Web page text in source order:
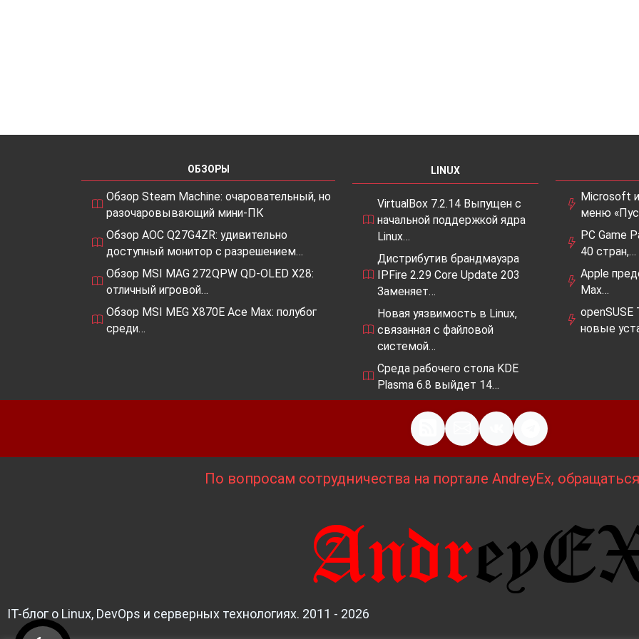
LPCAMMпредставляет собой инновационную технологию хранения данных, которая
обещает революционизировать сферу информационных технологий. Ее преимущества
включают низкое энергопотребление, высокую плотность хранения, долгий срок службы и
высокую скорость передачи данных. Потенциальные области применения включают
мобильные устройства, ноутбуки, ультрабуки и устройства IoT. Не сомневаемся, что
станет ключевой технологией в будущем развитии хранения данных.
ОБЗОРЫ
Обзор Steam Machine: очаровательный, но
разочаровывающий мини-ПК
Обзор AOC Q27G4ZR: удивительно
доступный монитор с разрешением…
Обзор MSI MAG 272QPW QD-OLED X28:
отличный игровой…
Обзор MSI MEG X870E Ace Max: полубог
среди…
LINUX
VirtualBox 7.2.14 Выпущен с
начальной поддержкой ядра
Linux…
Дистрибутив брандмауэра
IPFire 2.29 Core Update 203
Заменяет…
Новая уязвимость в Linux,
связанная с файловой
системой…
Среда рабочего стола KDE
Plasma 6.8 выйдет 14…
Microsoft
меню
PC Game
40 стран,…
Apple
Max…
новые
По вопросам сотрудничества на портале AndreyEx,
IT-блог о Linux, DevOps и серверных технологиях. 2011 - 2026